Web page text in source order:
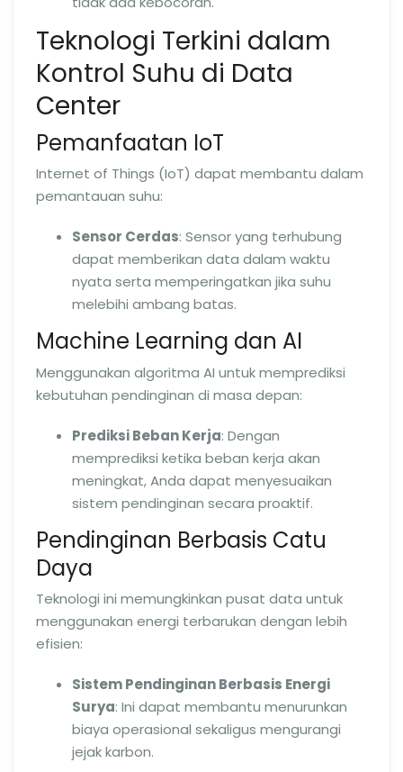
Teknologi Terkini dalam
Kontrol Suhu di Data
Center
Pemanfaatan IoT
Internet of Things (IoT) dapat membantu dalam
pemantauan suhu:
Sensor Cerdas: Sensor yang terhubung
dapat memberikan data dalam waktu
nyata serta memperingatkan jika suhu
melebihi ambang batas.
Machine Learning dan AI
Menggunakan algoritma AI untuk memprediksi
kebutuhan pendinginan di masa depan:
Prediksi Beban Kerja: Dengan
memprediksi ketika beban kerja akan
meningkat, Anda dapat menyesuaikan
sistem pendinginan secara proaktif.
Pendinginan Berbasis Catu
Daya
Teknologi ini memungkinkan pusat data untuk
menggunakan energi terbarukan dengan lebih
efisien:
Sistem Pendinginan Berbasis Energi
Surya: Ini dapat membantu menurunkan
biaya operasional sekaligus mengurangi
jejak karbon.